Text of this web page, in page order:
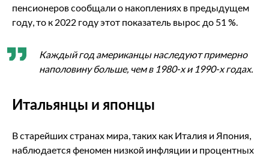
пенсионеров сообщали о накоплениях в предыдущем
году, то к 2022 году этот показатель вырос до 51 %.
Каждый год американцы наследуют примерно
наполовину больше, чем в 1980-х и 1990-х годах.
Итальянцы и японцы
В старейших странах мира, таких как Италия и Япония,
наблюдается феномен низкой инфляции и процентных